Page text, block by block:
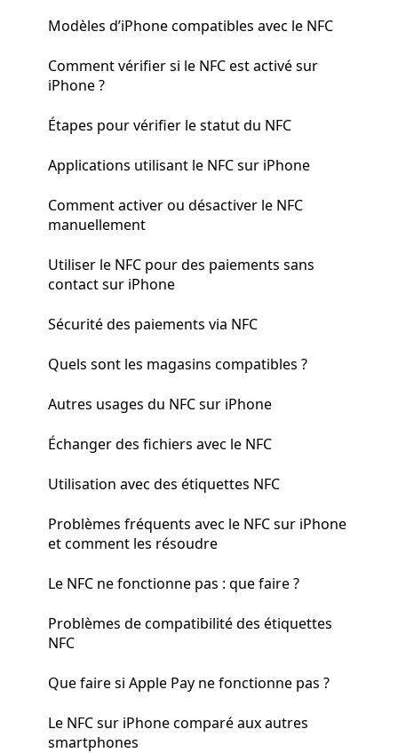
Modèles d’iPhone compatibles avec le NFC
Comment vérifier si le NFC est activé sur
iPhone ?
Étapes pour vérifier le statut du NFC
Applications utilisant le NFC sur iPhone
Comment activer ou désactiver le NFC
manuellement
Utiliser le NFC pour des paiements sans
contact sur iPhone
Sécurité des paiements via NFC
Quels sont les magasins compatibles ?
Autres usages du NFC sur iPhone
Échanger des fichiers avec le NFC
Utilisation avec des étiquettes NFC
Problèmes fréquents avec le NFC sur iPhone
et comment les résoudre
Le NFC ne fonctionne pas : que faire ?
Problèmes de compatibilité des étiquettes
NFC
Que faire si Apple Pay ne fonctionne pas ?
Le NFC sur iPhone comparé aux autres
smartphones